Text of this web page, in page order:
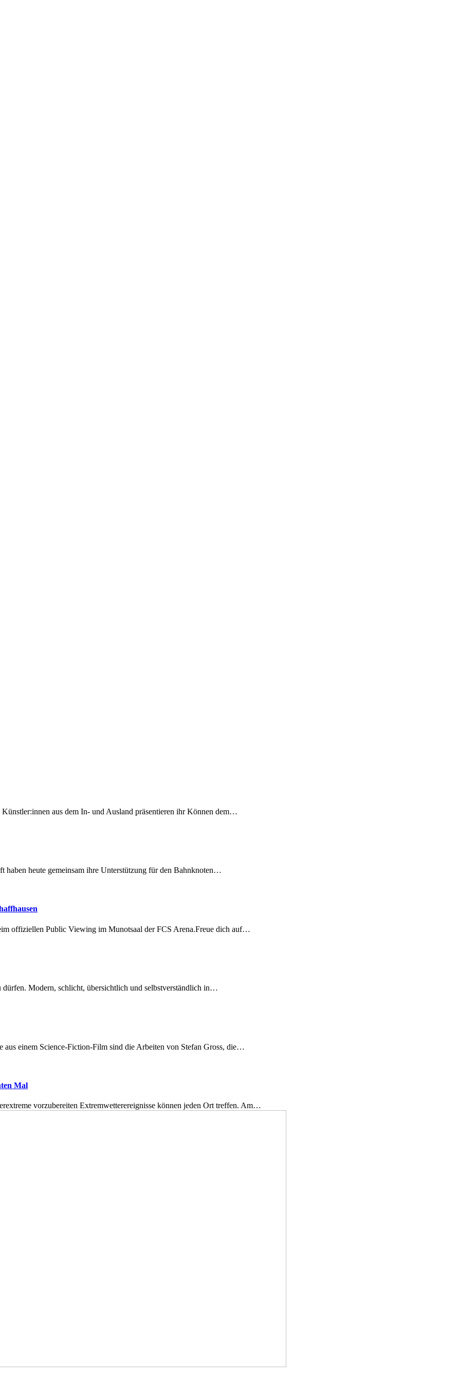
aus dem In- und Ausland präsentieren ihr Können dem…
haben heute gemeinsam ihre Unterstützung für den Bahnknoten…
offiziellen Public Viewing im Munotsaal der FCS Arena.Freue dich auf…
dürfen. Modern, schlicht, übersichtlich und selbstverständlich in…
einem Science-Fiction-Film sind die Arbeiten von Stefan Gross, die…
Mal
vorzubereiten Extremwetterereignisse können jeden Ort treffen. Am…